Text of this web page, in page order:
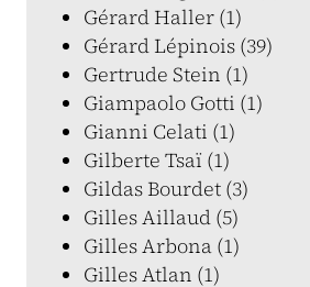
Gérard Haller (1)
Gérard Lépinois (39)
Gertrude Stein (1)
Giampaolo Gotti (1)
Gianni Celati (1)
Gilberte Tsaï (1)
Gildas Bourdet (3)
Gilles Aillaud (5)
Gilles Arbona (1)
Gilles Atlan (1)